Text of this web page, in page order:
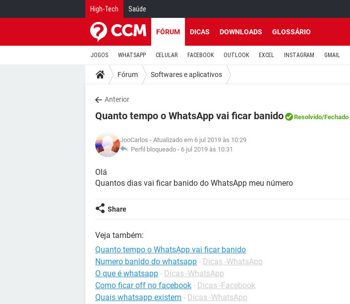
High-Tech Saúde
FÓRUM DICAS DOWNLOADS GLOSSÁRIO
JOGOS WHATSAPP CELULAR FACEBOOK OUTLOOK EXCEL INSTAGRAM GMAIL
Fórum Softwares e aplicativos
Anterior
Quanto tempo o WhatsApp vai ficar banido Resolvido/Fechado
JooCarlos - Atualizado em 6 jul 2019 às 10:29
Perfil bloqueado - 6 jul 2019 às 10:31
Olá
Quantos dias vai ficar banido do WhatsApp meu número
Share
Veja também:
Quanto tempo o WhatsApp vai ficar banido
Numero banido do whatsapp - Dicas -WhatsApp
O que é whatsapp - Dicas -WhatsApp
Como ficar off no facebook - Dicas -Facebook
Quais whatsapp existem - Dicas -WhatsApp